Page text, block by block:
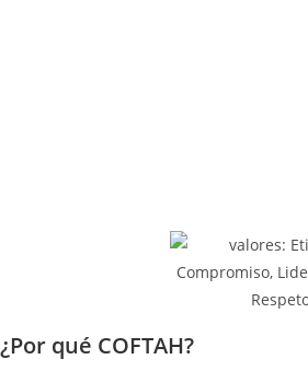
¿Por qué COFTAH?